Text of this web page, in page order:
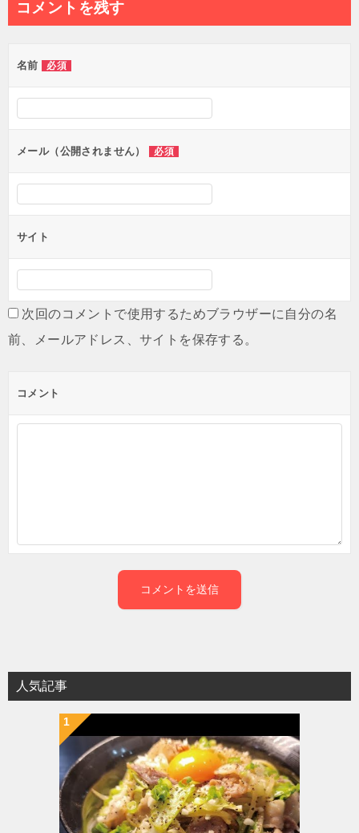
コメントを残す
名前 必須
メール（公開されません） 必須
サイト
次回のコメントで使用するためブラウザーに自分の名
前、メールアドレス、サイトを保存する。
コメント
人気記事